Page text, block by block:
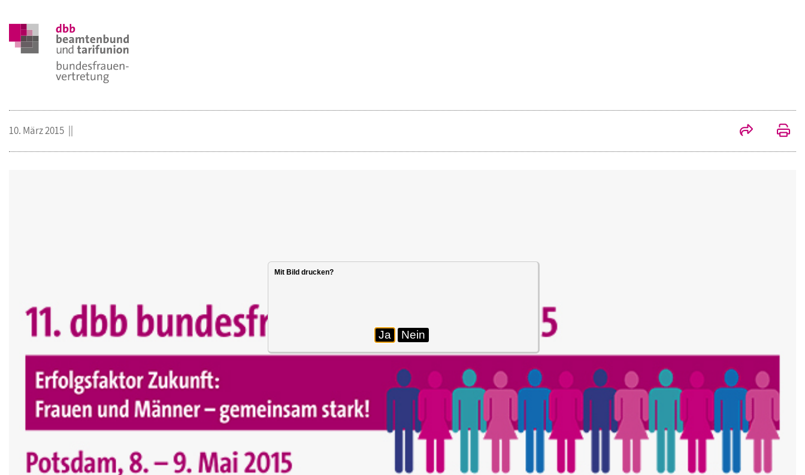
10. März 2015
Mit Bild drucken?
Ja Nein